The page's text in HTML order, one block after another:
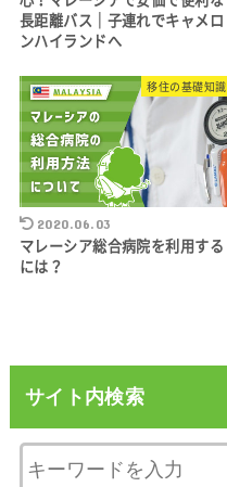
長距離バス｜子連れでキャメロ
ンハイランドへ
移住の基礎知識
2020.06.03
マレーシア総合病院を利用する
には？
サイト内検索